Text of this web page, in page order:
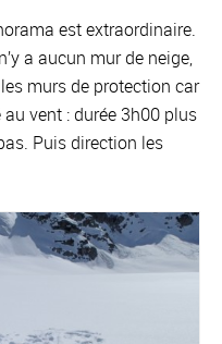
est extraordinaire.
a aucun mur de neige,
murs de protection car
vent : durée 3h00 plus
Puis direction les